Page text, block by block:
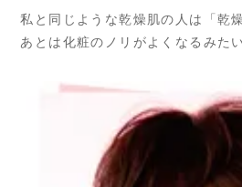
私と同じような乾燥肌の人は「乾
あとは化粧のノリがよくなるみた